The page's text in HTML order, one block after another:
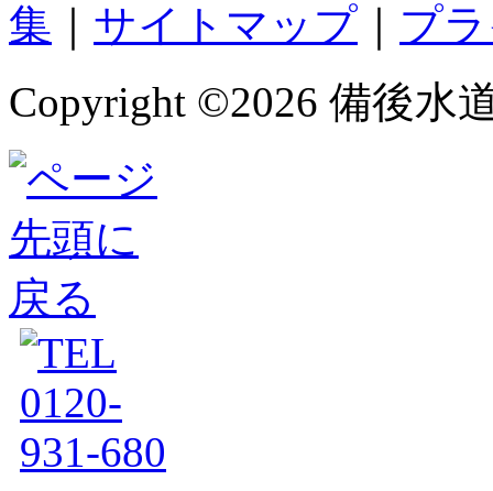
集
サイトマップ
プ
Copyright ©2026 備後水